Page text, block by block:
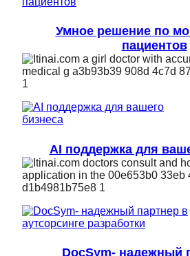
Умное решение по
пациентов
AI поддержка для
DocSym- надежный